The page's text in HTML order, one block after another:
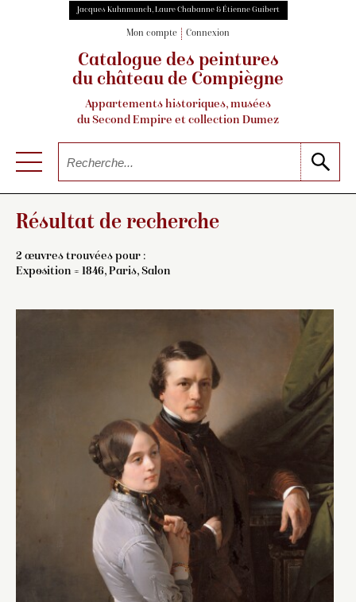
Jacques Kuhnmunch, Laure Chabanne & Étienne Guibert
Mon compte Connexion
Catalogue des peintures
du château de Compiègne
Appartements historiques, musées
du Second Empire et collection Dumez
Résultat de recherche
2 œuvres trouvées pour :
Exposition = 1846, Paris, Salon